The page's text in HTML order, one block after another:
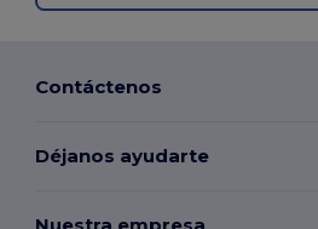
Contáctenos
Déjanos ayudarte